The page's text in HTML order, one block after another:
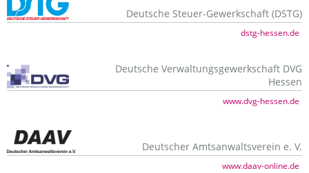
Deutsche Steuer-Gewerkschaft (DSTG)
dstg-hessen.de
Deutsche Verwaltungsgewerkschaft DVG
Hessen
www.dvg-hessen.de
Deutscher Amtsanwaltsverein e. V.
www.daav-online.de